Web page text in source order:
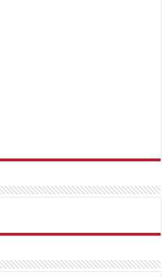
TipobetMatadorbetMariobet